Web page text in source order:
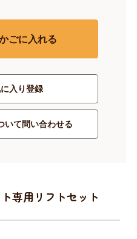
ごに入れる
入り登録
いて問い合わせる
専用リフトセット